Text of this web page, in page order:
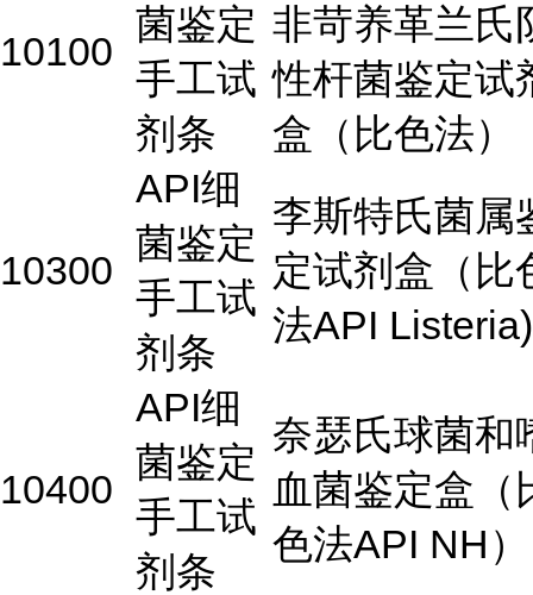
10100
菌鉴定
手工试
剂条
非苛养革兰氏
性杆菌鉴定试
盒（比色法）
10300
API细
菌鉴定
手工试
剂条
李斯特氏菌属
定试剂盒（比
法API Listeria)
10400
API细
菌鉴定
手工试
剂条
奈瑟氏球菌和
血菌鉴定盒（
色法API NH）